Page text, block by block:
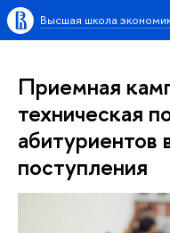
Высшая школа
Приемная
техническая
абитуриентов
поступления